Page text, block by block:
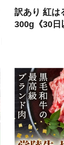
訳あり 紅は
300g《30日
除く)》株
ーツ おや
域あり】（